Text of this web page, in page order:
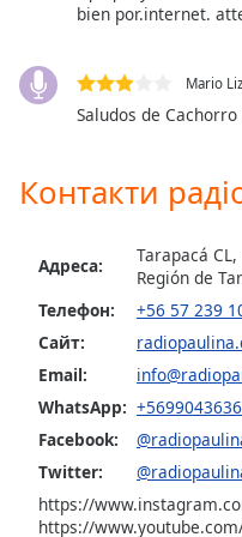
Color
Opacity
Font
Style
bien por.internet.
Mario
Saludos de
Контакти
Адреса:
Tarapacá
Región de
Телефон:
+56 57 239
Сайт:
Email:
WhatsApp:
Facebook:
Twitter:
https://
https://